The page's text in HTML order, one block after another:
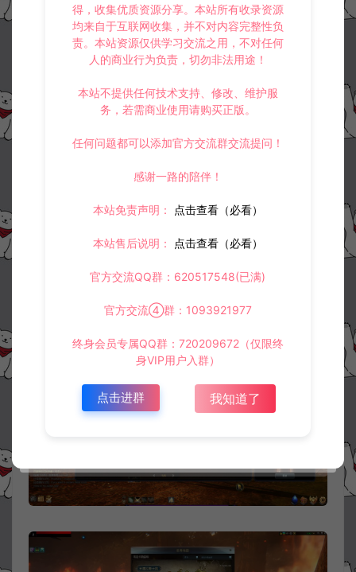
得，收集优质资源分享。本站所有收录资源
均来自于互联网收集，并不对内容完整性负
责。本站资源仅供学习交流之用，不对任何
人的商业行为负责，切勿非法用途！
本站不提供任何技术支持、修改、维护服
务，若需商业使用请购买正版。
任何问题都可以添加官方交流群交流提问！
感谢一路的陪伴！
本站免责声明： 点击查看（必看）
本站售后说明： 点击查看（必看）
官方交流QQ群：620517548(已满)
官方交流④群：1093921977
终身会员专属QQ群：720209672（仅限终
身VIP用户入群）
点击进群 我知道了